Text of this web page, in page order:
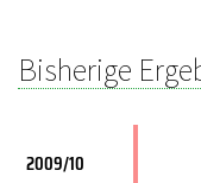
Bisherige
2009/10